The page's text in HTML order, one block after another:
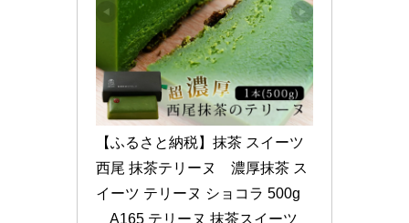
【ふるさと納税】抹茶 スイーツ
西尾 抹茶テリーヌ　濃厚抹茶 ス
イーツ テリーヌ ショコラ 500g
A165 テリーヌ 抹茶スイーツ